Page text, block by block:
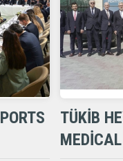
TÜKİB